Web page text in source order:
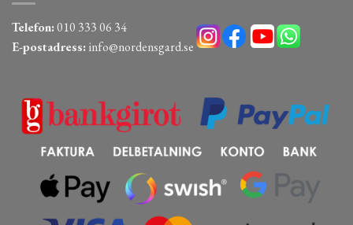
Telefon:010 333 06 34
E-postadress: info@nordensgard.se